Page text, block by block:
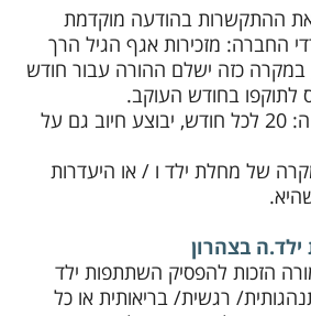
ההתקשרות בהודעה מוקדמת
החברה: מזכירות אגף הגיל הרך
חודש, במקרה כזה ישלם ההורה עבור חודש
לתוקפו בחודש העוקב.
ביטול שיתקבל אחרי ה: 20 לכל חודש, יבוצע חיוב גם על
של מחלת ילד ו / או היעדרות
בצהרון
הזכות להפסיק השתתפות ילד
רגשית/ בריאותית או כל